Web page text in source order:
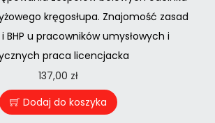
kręgosłupa. Znajomość zasad
BHP u pracowników umysłowych i
praca licencjacka
137,00 zł
Dodaj do koszyka